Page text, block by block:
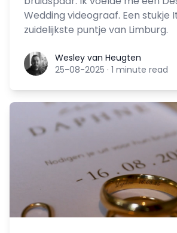
Wedding videograaf. Een stukje
zuidelijkste puntje van Limburg.
Wesley van Heugten
Wesley van Heugten
25-08-2025 · 1 minute read